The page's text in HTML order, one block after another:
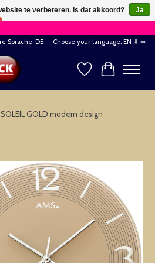
×
Sprache: DE -- Choose your language: EN ⇓ ⇒
Verlanglijst
GOLD modern design
slideshow Items
te verbeteren. Is dat akkoord?
Ja